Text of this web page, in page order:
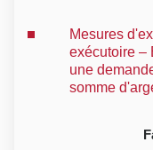
Mesures
exécutoire –
une
somme